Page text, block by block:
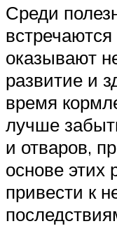
Среди
оказывают
развитие и
время
лучше
и отваров,
основе этих
привести к